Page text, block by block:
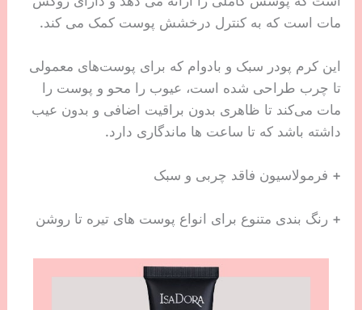
مات است که به کنترل درخشش پوست کمک می کند.
این کرم پودر سبک و بادوام که برای پوست‌های معمولی
تا چرب طراحی شده است، عیوب را محو و پوست را
مات می‌کند تا ظاهری بدون براقیت اضافی و بدون عیب
داشته باشد که تا ساعت ها ماندگاری دارد.
+ فرمولاسیون فاقد چربی و سبک
+ رنگ بندی متنوع برای انواع پوست های تیره تا روشن